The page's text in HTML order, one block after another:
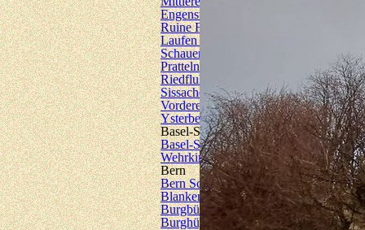
Engenstein
Ruine Fürstenstein
Laufen
Schauenburg
Landsitz Neu Schauenburg
Pratteln
Ruine
Riedfluh
Burgmotte
Sissacherfluh Wehrkirche St.Arbogast
Vordere Ruine Waldenburg Schloss
Ysterberg Burgstelle Ziefen Burgmotte
Basel-Stadt
Basel-Stadt Galgen Basel Weiherhaus
Wehrkirche Riehen Weiherhaus Riehen
Bern
Bern Schloss Aarberg Schloss
Blankenburg
Galgen Brandwald
Burgbühl
Schloss Burgdorf Schloss
Burghügel Chülperg Wehranlage